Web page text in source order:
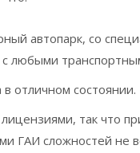
автопарк, со
любыми
в отличном состоянии.
так что
ГАИ сложностей не